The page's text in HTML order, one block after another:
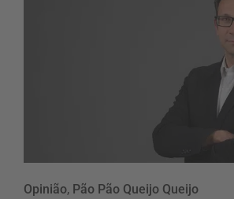
Opinião, Pão Pão Queijo Queijo